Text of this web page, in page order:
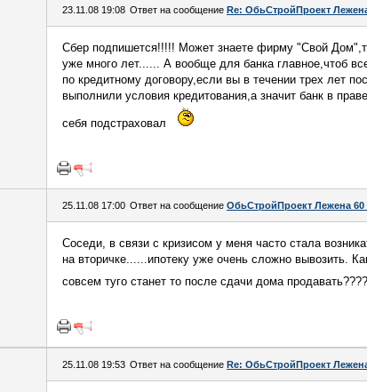
23.11.08 19:08 Ответ на сообщение Re: ОбьСтройПроект
Сбер подпишется!!!!! Может знаете фирму "Свой
уже много лет...... А вообще для банка главное,чтоб
по кредитному договору,если вы в течении трех лет
выполнили условия кредитования,а значит банк в
себя подстраховал
25.11.08 17:00 Ответ на сообщение ОбьСтройПроект Лежена 60
Соседи, в связи с кризисом у меня часто стала
на вторичке......ипотеку уже очень сложно вывозить.
совсем туго станет то после сдачи дома продавать????
25.11.08 19:53 Ответ на сообщение Re: ОбьСтройПроект